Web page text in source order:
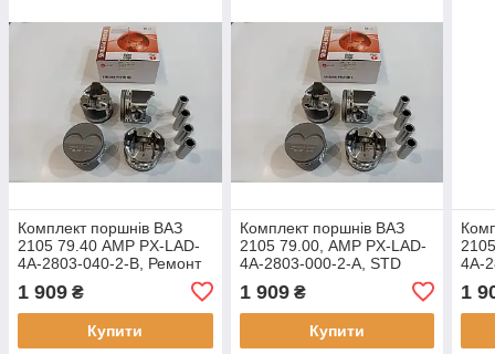
Комплект поршнів ВАЗ
2105 79.40 AMP PX-LAD-
4A-2803-040-2-B, Ремонт
1 909 ₴
Купити
Комплект поршнів ВАЗ
2105 79.00, AMP PX-LAD-
4A-2803-000-2-A, STD
1 909₴
Купити
4A-
1